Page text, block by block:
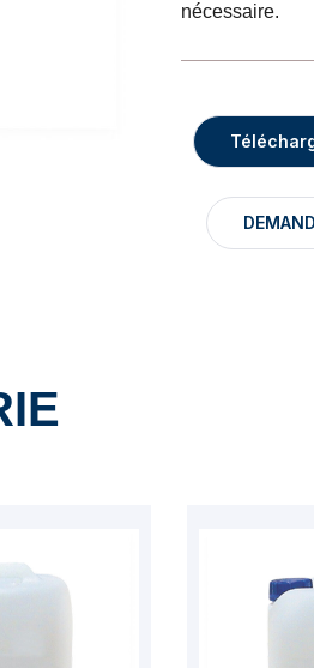
nécessaire.